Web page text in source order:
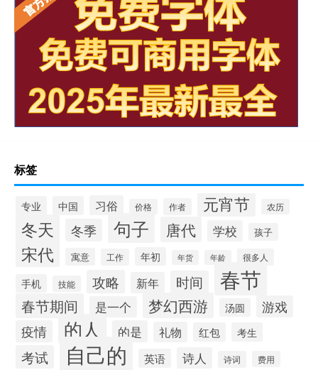
标签
专业 中国 习俗 价格 作者 元宵节 农历
冬天 冬季 句子 唐代 学校 孩子
宋代 寓意 工作 年初 年货 年龄 很多人
手机 技能 攻略 新年 时间 春节
春节期间 是一个 梦幻西游 汤圆
游戏
疫情
的人 的是 礼物 红包 考生
考试 自己的 英语 诗人 诗词 费用